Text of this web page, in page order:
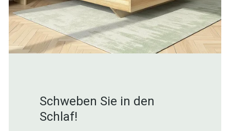
Schweben Sie in den
Schlaf!